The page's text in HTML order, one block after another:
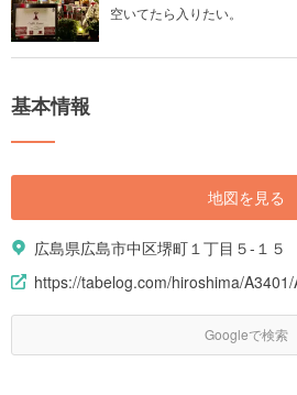
空いてたら入りたい。
基本情報
地図を見る
広島県広島市中区堺町１丁目５-１５
https://tabelog.com/hiroshima/
Googleで検索